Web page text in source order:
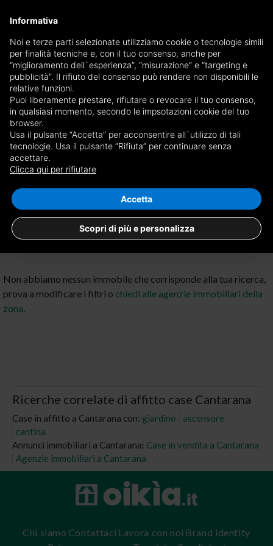
Ricevi copia del giornale via mail
Scegli giornale
Nessun risultato per
affitto a Cantarana
Non abbiamo nessun immobile che corrisponde alla tua ricerca,
prova a modificare i filtri o chiedi alle agenzie immobiliari della
zona.
Ricerche correlate di affitto case Cantarana
Case in affitto a Cantarana con: giardino
ascensore
cantina
Annunci immobiliari a Cantarana: Case in vendita a Cantarana
Agenzie immobiliari a Cantarana
Ricevi copia del giornale via mail
Edizione
×Asti
E-mail
Sono maggiorenne, ho letto e accetto lecondizionie l'informativa
privacy
Chi siamo Contattaci Lavora con noi Brand identity
Informativa
Noi e terze parti selezionate utilizziamo cookie o tecnologie simili
per finalità tecniche e, con il tuo consenso, anche per
“miglioramento dell`esperienza”, “misurazione” e “targeting e
pubblicità”. Il rifiuto del consenso può rendere non disponibili le
relative funzioni.
Puoi liberamente prestare, rifiutare o revocare il tuo consenso,
in qualsiasi momento, secondo le impsotazioni cookie del tuo
browser.
Usa il pulsante “Accetta” per acconsentire all`utilizzo di tali
tecnologie. Usa il pulsante “Rifiuta” per continuare senza
accettare.
Clicca qui per rifiutare
Scopri di più e personalizza
Accetta